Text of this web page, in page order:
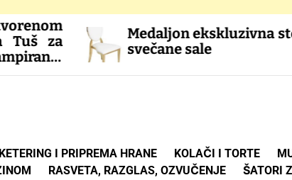
Medaljon ekskluzivna stolica za
svečane sale
KETERING I PRIPREMA HRANE KOLAČI I TORTE
RASVETA, RAZGLAS, OZVUČENJE
ŠATORI